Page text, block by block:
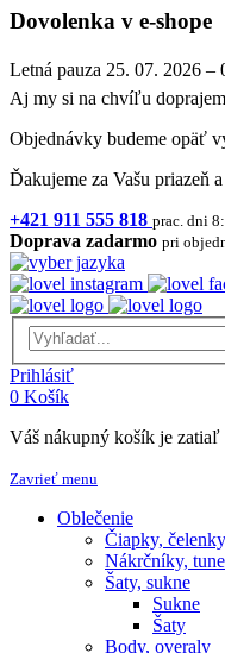
Dovolenka v e-shope
Letná pauza 25. 07. 2026
Aj my si na chvíľu
Objednávky budeme opäť
Ďakujeme za Vašu priazeň
+421 911 555 818 prac. dni
Doprava zadarmo pri
Prihlásiť
0 Košík
Váš nákupný košík je zatiaľ
Zavrieť menu
Oblečenie
Čiapky,
Nákrčníky,
Šaty, sukne
Sukne
Šaty
Body, overaly